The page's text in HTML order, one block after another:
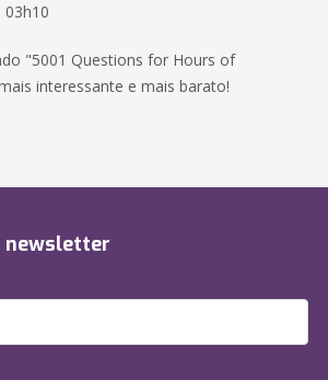
03h10
"5001 Questions for Hours of
interessante e mais barato!
newsletter